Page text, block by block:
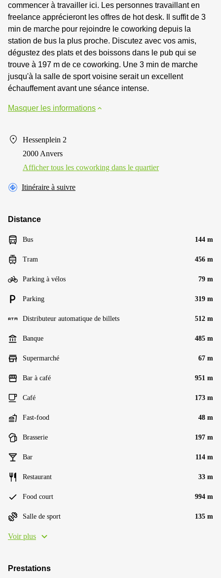
commencer à travailler ici. Les personnes travaillant en
freelance apprécieront les offres de hot desk. Il suffit de 3
min de marche pour rejoindre le coworking depuis la
station de bus la plus proche. Discutez avec vos amis,
dégustez des plats et des boissons dans le pub qui se
trouve à 197 m de ce coworking. Une 3 min de marche
jusqu'à la salle de sport voisine serait un excellent
échauffement avant une séance intense.
Masquer les informations
Hessenplein 2
2000 Anvers
Afficher tous les сoworking dans le quartier
Itinéraire à suivre
Distance
Bus 144 m
Tram 456 m
Parking à vélos 79 m
Parking 319 m
Distributeur automatique de billets 512 m
Banque 485 m
Supermarché 67 m
Bar à café 951 m
Café 173 m
Fast-food 48 m
Brasserie 197 m
Bar 114 m
Restaurant 33 m
Food court 994 m
Salle de sport 135 m
Voir plus
Prestations